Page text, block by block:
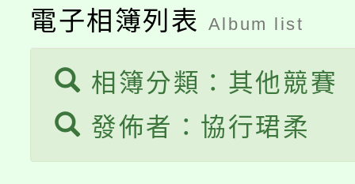
者。
份教師研習
淨零綠生活教案入校路
會
115年食農教育專業人
程
電子相簿列表 Album list
相簿分類：其他競賽
發佈者：協行珺柔